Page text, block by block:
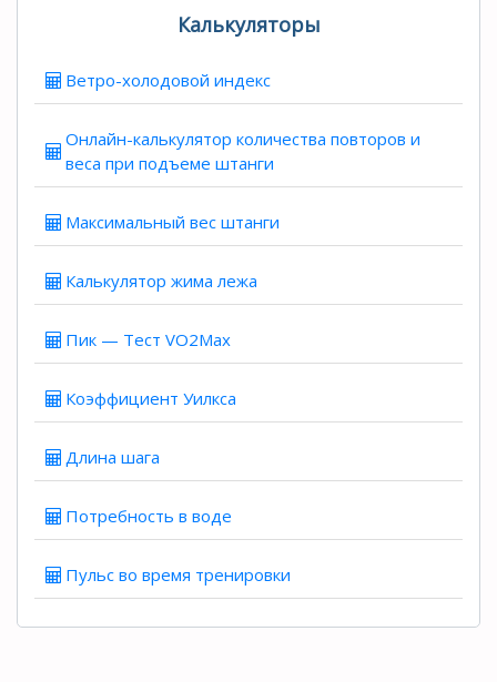
Калькуляторы
Ветро-холодовой индекс
Онлайн-калькулятор количества повторов и
веса при подъеме штанги
Максимальный вес штанги
Калькулятор жима лежа
Пик — Тест VO2Max
Коэффициент Уилкса
Длина шага
Потребность в воде
Пульс во время тренировки